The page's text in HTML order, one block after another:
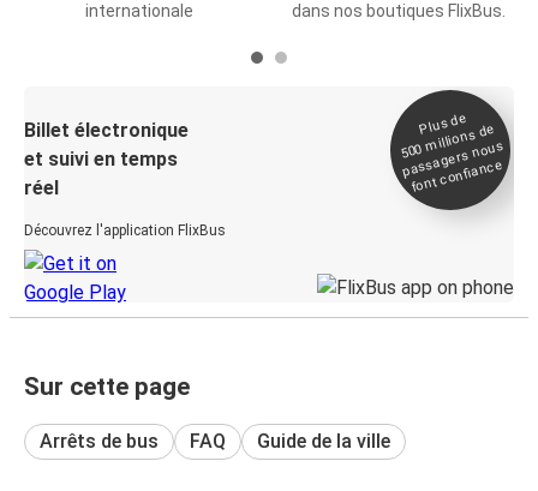
internationale
dans nos boutiques FlixBus.
Billet électronique
et suivi en temps
réel
Découvrez l'application FlixBus
Plus de
500
millions de
passagers nous
font confiance
Sur cette page
Arrêts de bus FAQ Guide de la ville